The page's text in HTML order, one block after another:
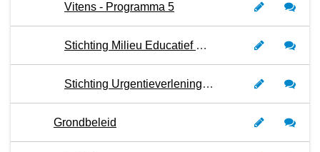
Vitens - Programma 5
Stichting Milieu Educatief Centrum Maarssen (MEC) - Programma 3
Stichting Urgentieverlening West Utrecht (SUWU) - Programma 3
Grondbeleid